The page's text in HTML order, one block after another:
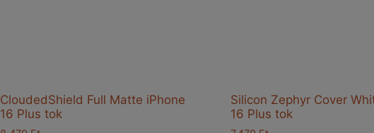
CloudedShield Full Matte iPhone
16 Plus tok
Silicon Zephyr Cover
16 Plus tok